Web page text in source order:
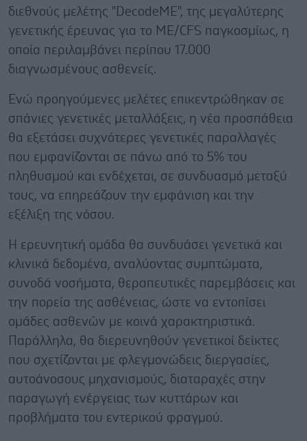
διεθνούς μελέτης "DecodeME", της μεγαλύτερης
γενετικής έρευνας για το ME/CFS παγκοσμίως, η
οποία περιλαμβάνει περίπου 17.000
διαγνωσμένους ασθενείς.
Ενώ προηγούμενες μελέτες επικεντρώθηκαν σε
σπάνιες γενετικές μεταλλάξεις, η νέα προσπάθεια
θα εξετάσει συχνότερες γενετικές παραλλαγές
που εμφανίζονται σε πάνω από το 5% του
πληθυσμού και ενδέχεται, σε συνδυασμό μεταξύ
τους, να επηρεάζουν την εμφάνιση και την
εξέλιξη της νόσου.
Η ερευνητική ομάδα θα συνδυάσει γενετικά και
κλινικά δεδομένα, αναλύοντας συμπτώματα,
συνοδά νοσήματα, θεραπευτικές παρεμβάσεις και
την πορεία της ασθένειας, ώστε να εντοπίσει
ομάδες ασθενών με κοινά χαρακτηριστικά.
Παράλληλα, θα διερευνηθούν γενετικοί δείκτες
που σχετίζονται με φλεγμονώδεις διεργασίες,
αυτοάνοσους μηχανισμούς, διαταραχές στην
παραγωγή ενέργειας των κυττάρων και
προβλήματα του εντερικού φραγμού.